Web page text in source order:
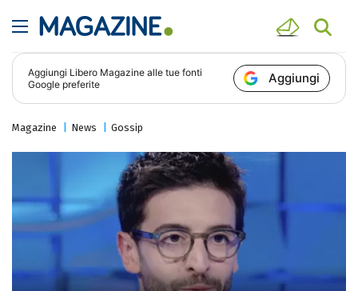
Aggiungi Libero Magazine alle tue fonti
Google preferite
Aggiungi
Magazine News Gossip